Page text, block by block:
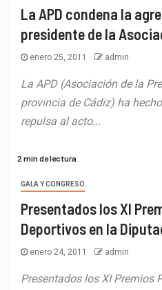
La APD condena la
presidente de la
enero 25, 2011 admin
La APD (Asociación de la
provincia de Cádiz) ha
repulsa al acto...
2 min de lectura
GALA Y CONGRESO
Presentados los XI
Deportivos en la
enero 24, 2011 admin
Presentados los XI Premios